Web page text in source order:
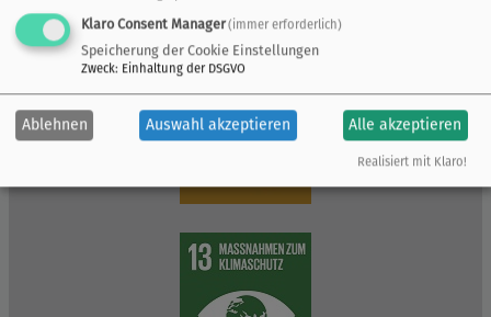
Klaro Consent Manager(immer erforderlich)
Speicherung der Cookie Einstellungen
Zweck: Einhaltung der DSGVO
Ablehnen Auswahl akzeptieren Alle akzeptieren
Realisiert mit Klaro!